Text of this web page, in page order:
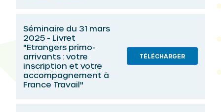
Séminaire du 31 mars
2025 - Livret
"Etrangers primo-
arrivants : votre
inscription et votre
accompagnement à
France Travail"
TÉLÉCHARGER